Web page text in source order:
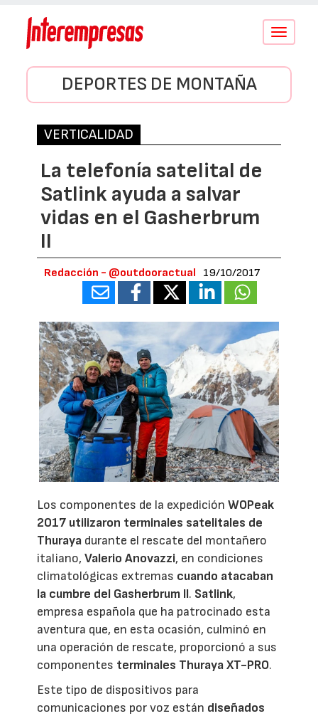
Conmutar
DEPORTES DE MONTAÑA
VERTICALIDAD
La telefonía satelital de
Satlink ayuda a salvar
vidas en el Gasherbrum
II
Redacción - @outdooractual 19/10/2017
Los componentes de la expediciónWOPeak
2017 utilizaron terminales satelitales de
Thuraya durante el rescate del montañero
italiano,Valerio Anovazzi, en condiciones
climatológicas extremas cuando atacaban
la cumbre del Gasherbrum II. Satlink,
empresa española que ha patrocinado esta
aventura que, en esta ocasión, culminó en
una operación de rescate, proporcionó a sus
componentes terminales Thuraya XT-PRO.
Este tipo de dispositivos para
comunicaciones por voz están diseñados